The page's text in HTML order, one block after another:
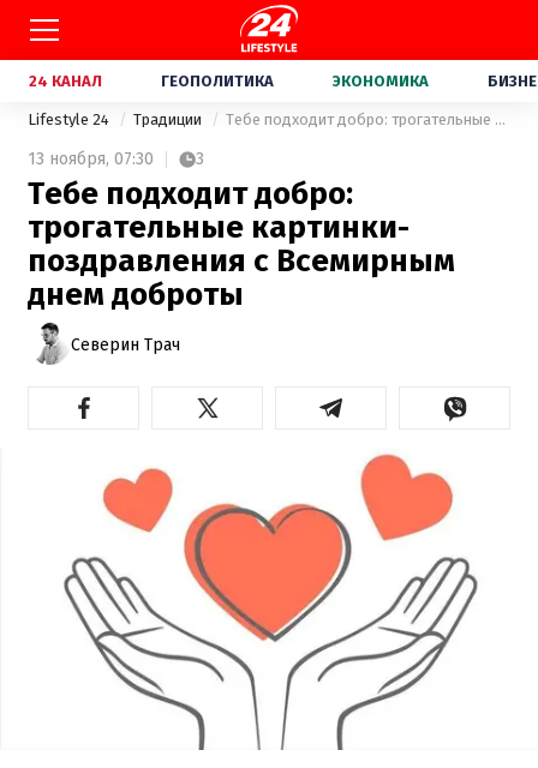
24 КАНАЛ ГЕОПОЛИТИКА ЭКОНОМИКА
Lifestyle 24 Традиции Тебе подходит добро: трогательные картинки-поздравления с Всемирным днем доброты
13 ноября, 07:30 3
Тебе подходит добро:
трогательные картинки-
поздравления с Всемирным
днем доброты
Северин Трач